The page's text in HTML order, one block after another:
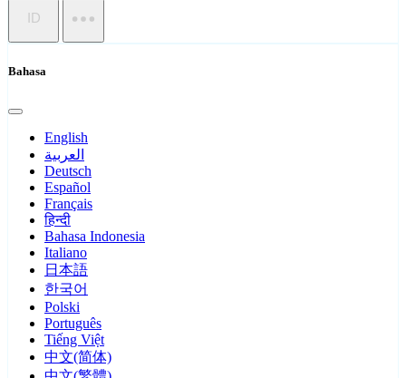
ID
Bahasa
English
العربية
Deutsch
Español
Français
हिन्दी
Bahasa Indonesia
Italiano
日本語
한국어
Polski
Português
Tiếng Việt
中文(简体)